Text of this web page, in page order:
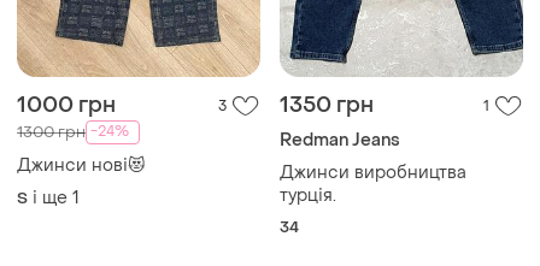
1000 грн
-24%
1350 грн
Джинси виробництва